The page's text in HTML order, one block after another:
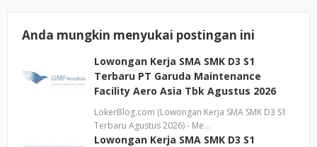
Anda mungkin menyukai postingan ini
Lowongan Kerja SMA SMK D3 S1
Terbaru PT Garuda Maintenance
Facility Aero Asia Tbk Agustus 2026
LokerBlog.com (Lowongan Kerja SMA SMK D3 S1
Terbaru Agustus 2026) - Me…
Lowongan Kerja SMA SMK D3 S1